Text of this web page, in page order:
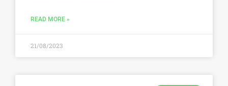
READ MORE »
21/08/2023